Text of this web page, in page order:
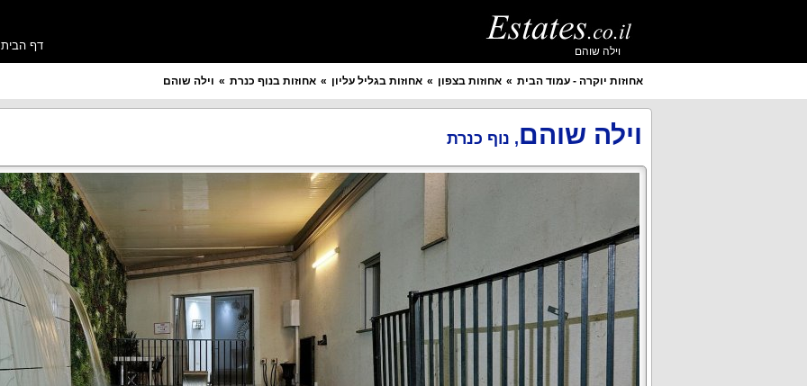
וילה שוהם דף הבית
אחוזות יוקרה - עמוד הבית אחוזות בצפון אחוזות בגליל עליון אחוזות בנוף כנרת וילה שוהם
איזור מבוקש
וילה שוהם, נוף כנרת